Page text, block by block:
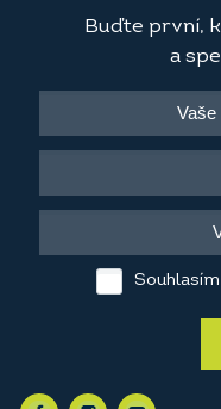
Buďte první,
a